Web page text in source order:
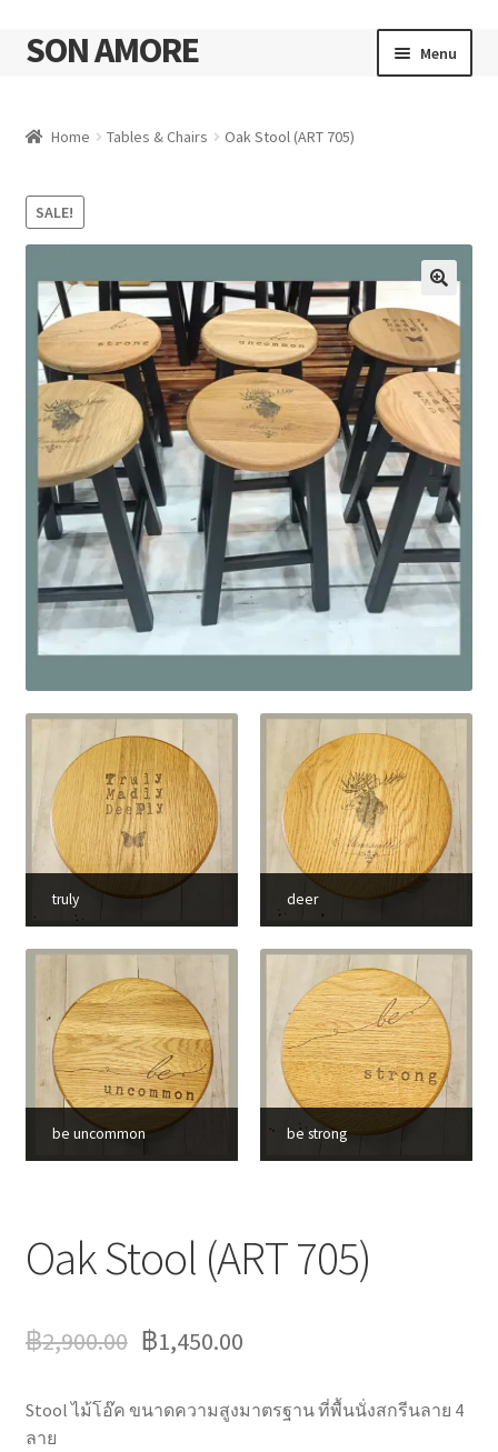
Skip
to
Skip
to
SON AMORE Menu
Home Tables & Chairs Oak Stool (ART 705)
SALE!
truly deer
be uncommon be strong
Oak Stool (ART 705)
฿2,900.00 ฿1,450.00
Stool ไม้โอ๊ค ขนาดความสูงมาตรฐาน ที่พื้นนั่งสกรีนลาย 4
ลาย